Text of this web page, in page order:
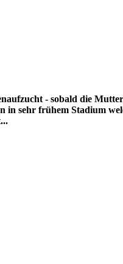
- sobald die
in sehr frühem Stadium